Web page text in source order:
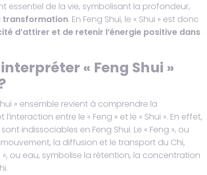
essentiel de la vie, symbolisant la profondeur,
transformation. En Feng Shui, le « Shui » est donc
d’attirer et de retenir l’énergie positive dans
« Feng Shui »
» ensemble revient à comprendre la
entre le « Feng » et le « Shui ». En effet,
indissociables en Feng Shui. Le « Feng », ou
la diffusion et le transport du Chi,
», ou eau, symbolise la rétention, la concentration